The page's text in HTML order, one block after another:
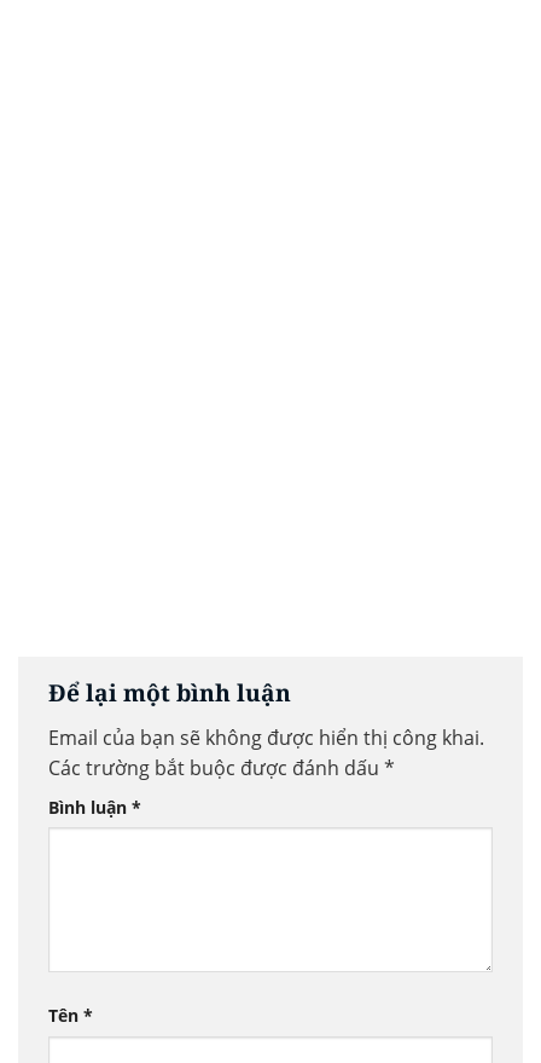
Để lại một bình luận
Email của bạn sẽ không được hiển thị công khai.
Các trường bắt buộc được đánh dấu *
Bình luận *
Tên *